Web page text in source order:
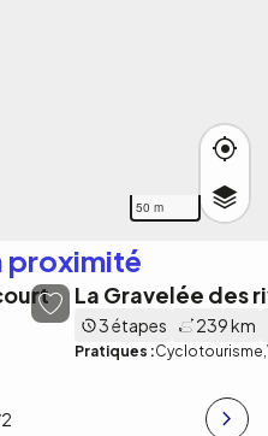
50 m
proximité
La Gravelée des
3 étapes 239 km
Pratiques :Cyclotourisme